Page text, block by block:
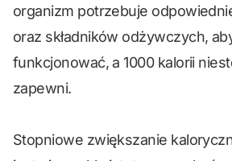
organizm potrzebuje
oraz składników odżywczych,
funkcjonować, a 1000 kalorii
zapewni.
Stopniowe zwiększanie